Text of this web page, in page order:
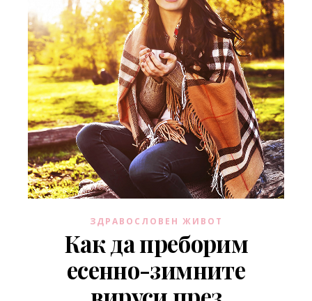
ЗДРАВОСЛОВЕН ЖИВОТ
Как да преборим
есенно-зимните